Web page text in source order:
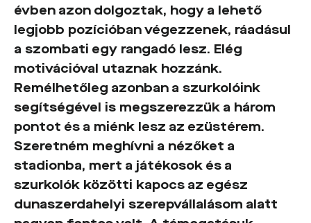
évben azon dolgoztak, hogy a lehető
legjobb pozícióban végezzenek, ráadásul
a szombati egy rangadó lesz. Elég
motivációval utaznak hozzánk.
Remélhetőleg azonban a szurkolóink
segítségével is megszerezzük a három
pontot és a miénk lesz az ezüstérem.
Szeretném meghívni a nézőket a
stadionba, mert a játékosok és a
szurkolók közötti kapocs az egész
dunaszerdahelyi szerepvállalásom alatt